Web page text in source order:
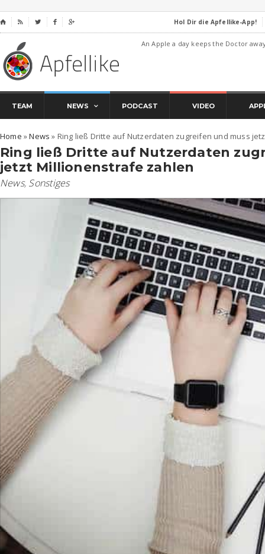
⌂     Hol Dir die Apfellike-App!
An Apple a day keeps the Doctor
TEAM NEWS PODCAST VIDEO
Home »News » Ring ließ Dritte auf Nutzerdaten zugreifen und muss
Ring ließ Dritte auf Nutzerdaten
jetzt Millionenstrafe zahlen
News, Sonstiges